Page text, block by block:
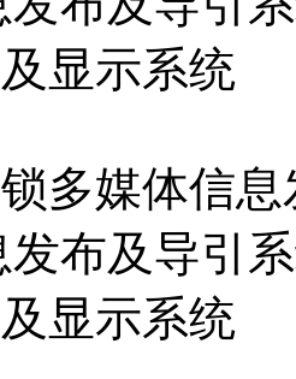
显示系统
媒体信息
发布及导引
显示系统